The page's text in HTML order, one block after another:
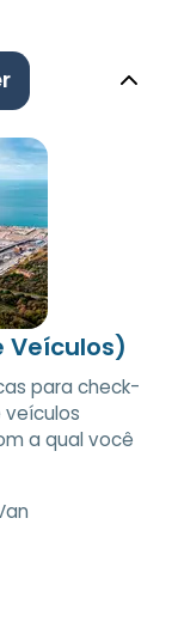
Veículos)
para check-
a qual você